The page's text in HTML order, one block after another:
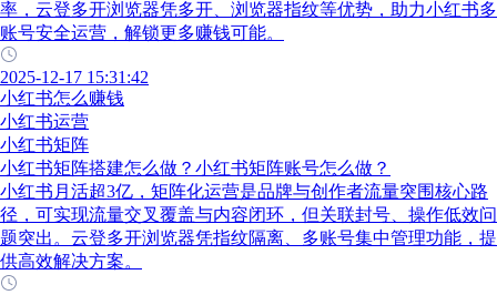
率，云登多开浏览器凭多开、浏览器指纹等优势，助力小红书多
账号安全运营，解锁更多赚钱可能。
2025-12-17 15:31:42
小红书怎么赚钱
小红书运营
小红书矩阵
小红书矩阵搭建怎么做？小红书矩阵账号怎么做？
小红书月活超3亿，矩阵化运营是品牌与创作者流量突围核心路
径，可实现流量交叉覆盖与内容闭环，但关联封号、操作低效问
题突出。云登多开浏览器凭指纹隔离、多账号集中管理功能，提
供高效解决方案。